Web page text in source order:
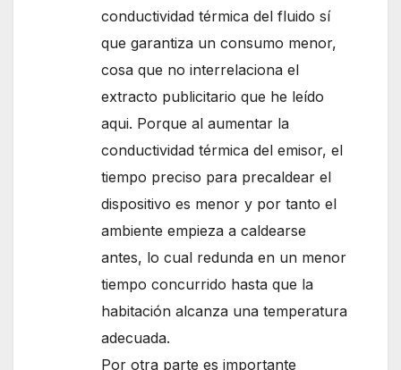
conductividad térmica del fluido sí
que garantiza un consumo menor,
cosa que no interrelaciona el
extracto publicitario que he leído
aqui. Porque al aumentar la
conductividad térmica del emisor, el
tiempo preciso para precaldear el
dispositivo es menor y por tanto el
ambiente empieza a caldearse
antes, lo cual redunda en un menor
tiempo concurrido hasta que la
habitación alcanza una temperatura
adecuada.
Por otra parte es importante